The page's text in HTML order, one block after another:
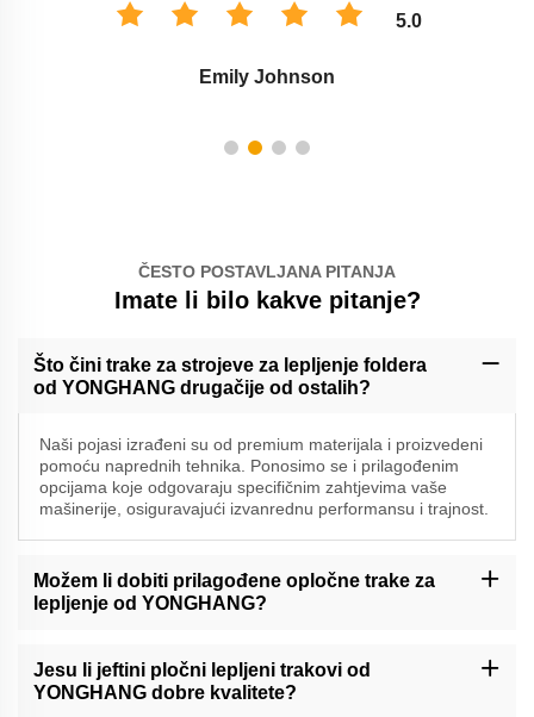
5.0
Emily Johnson
ČESTO POSTAVLJANA PITANJA
Imate li bilo kakve pitanje?
Što čini trake za strojeve za lepljenje foldera
od YONGHANG drugačije od ostalih?
Naši pojasi izrađeni su od premium materijala i proizvedeni
pomoću naprednih tehnika. Ponosimo se i prilagođenim
opcijama koje odgovaraju specifičnim zahtjevima vaše
mašinerije, osiguravajući izvanrednu performansu i trajnost.
Možem li dobiti prilagođene opločne trake za
lepljenje od YONGHANG?
Naš tim će s vama raditi kako bi razumio vaše potrebe i stvorio
pojaseve koji su prilagođeni vašim točnim specifikacijama.
Jesu li jeftini pločni lepljeni trakovi od
YONGHANG dobre kvalitete?